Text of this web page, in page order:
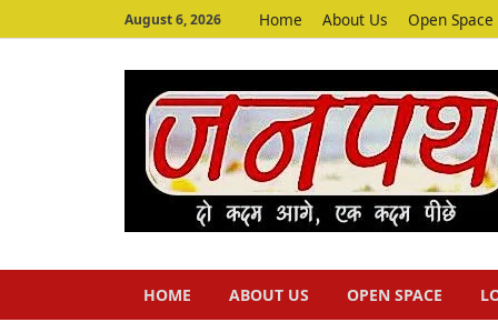
August 6, 2026 Home About Us Open Space
HOME ABOUT US OPEN SPACE